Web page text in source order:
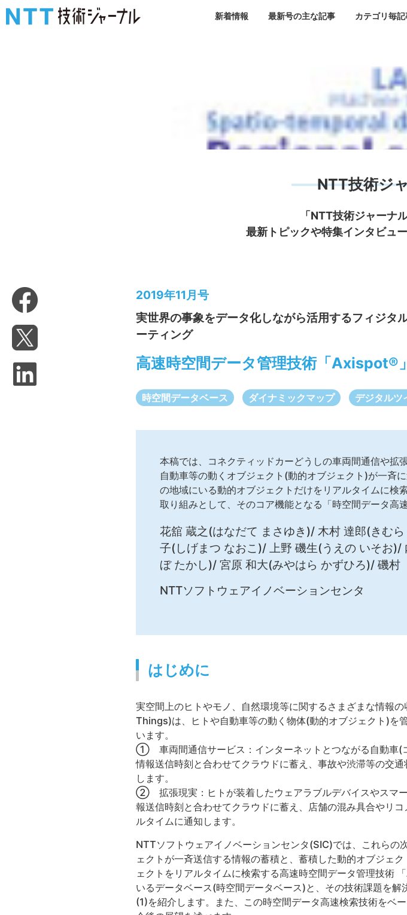
新着情報 最新号の主な記事 カテゴリ毎記
NTT技術ジ
「NTT技術ジャーナ
最新トピックや特集インタビュ
2019年11月号
実世界の事象をデータ化しながら活用するフィジタ
ーティング
高速時空間データ管理技術「Axispot®
時空間データベース ダイナミックマップ デジタルツ
本稿では、コネクティッドカーどうしの車両間通信や拡
自動車等の動くオブジェクト(動的オブジェクト)が一斉
の地域にいる動的オブジェクトだけをリアルタイムに
取り組みとして、そのコア機能となる「時空間データ高
花舘 蔵之(はなだて まさゆき)/ 木村 達郎(きむ
子(しげまつ なおこ)/ 上野 磯生(うえの いそお)/
ぼ たかし)/ 宮原 和大(みやはら かずひろ)/ 磯
NTTソフトウェアイノベーションセンタ
はじめに
実空間上のヒトやモノ、自然環境等に関するさまざまな情報
Things)は、ヒトや自動車等の動く物体(動的オブジェクト)を
います。
① 車両間通信サービス：インターネットとつながる自動車(
情報送信時刻と合わせてクラウドに蓄え、事故や渋滞等の交
します。
② 拡張現実：ヒトが装着したウェアラブルデバイスやスマ
報送信時刻と合わせてクラウドに蓄え、店舗の混み具合やリ
ルタイムに通知します。
NTTソフトウェアイノベーションセンタ(SIC)では、これらの
ェクトが一斉送信する情報の蓄積と、蓄積した動的オブジェ
ェクトをリアルタイムに検索する高速時空間データ管理技
いるデータベース(時空間データベース)と、その技術課題を解
(1)を紹介します。また、この時空間データ高速検索技術を